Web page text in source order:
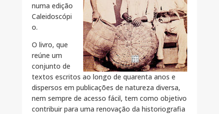
numa edição
Caleidoscópi
o.
O livro, que
reúne um
conjunto de
textos escritos ao longo de quarenta anos e
dispersos em publicações de natureza diversa,
nem sempre de acesso fácil, tem como objetivo
contribuir para uma renovação da historiografia